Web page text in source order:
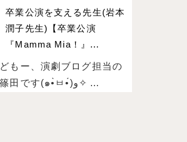
卒業公演を支える先生(岩本
潤子先生)【卒業公演
『Mamma Mia！』...
どもー、演劇ブログ担当の
篠田です(๑•̀ㅂ•́)و✧ ...